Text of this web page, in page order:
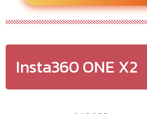
Insta360 ONE X2